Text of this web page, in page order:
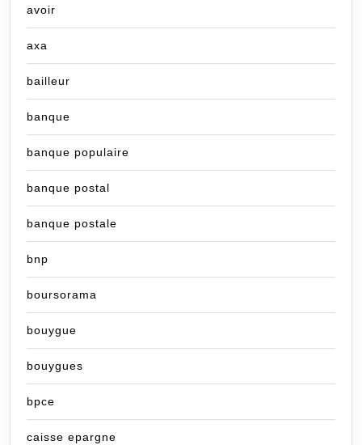
avoir
axa
bailleur
banque
banque populaire
banque postal
banque postale
bnp
boursorama
bouygue
bouygues
bpce
caisse epargne